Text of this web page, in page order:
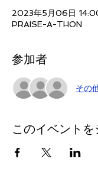
2023年5月06日
PRAISE-A-THON
参加者
その
このイベントを